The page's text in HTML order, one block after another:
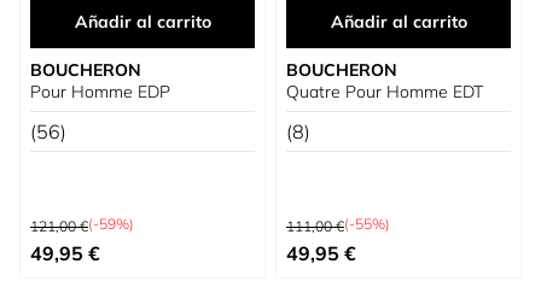
Añadir al carrito
BOUCHERON
Pour Homme EDP
(56)
Precio habitual
121,00 €(-59%)
Precio especial
49,95 €
Añadir al carrito
BOUCHERON
Quatre Pour Homme EDT
(8)
Precio habitual
111,00 €(-55%)
Precio especial
49,95 €